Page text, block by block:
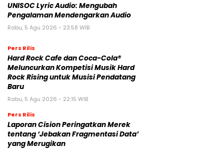
UNISOC Lyric Audio: Mengubah
Pengalaman Mendengarkan Audio
Rabu, 5 Agu 2026 - 23:58 WIB
Pers Rilis
Hard Rock Cafe dan Coca-Cola®
Meluncurkan Kompetisi Musik Hard
Rock Rising untuk Musisi Pendatang
Baru
Rabu, 5 Agu 2026 - 22:15 WIB
Pers Rilis
Laporan Cision Peringatkan Merek
tentang ‘Jebakan Fragmentasi Data’
yang Merugikan